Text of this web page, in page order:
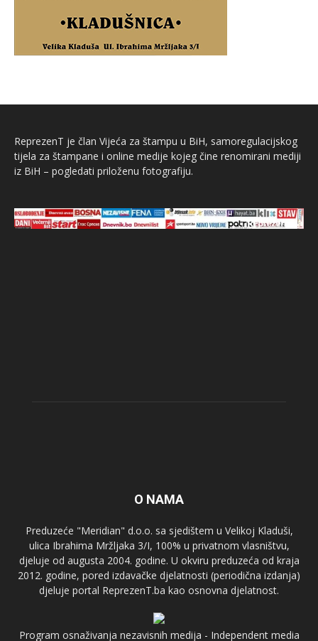
ReprezenT je član Vijeća za štampu u BiH, samoregulacijskog
tijela za štampane i online medije kojeg čine renomirani mediji
iz BiH – pogledati priloženu fotografiju.
O NAMA
Preduzeće "Meridian" d.o.o. sa sjedištem u Velikoj Kladuši,
ulica Ibrahima Mržljaka 3/I, 100% u privatnom vlasništvu,
djeluje od augusta 2004. godine. U okviru preduzeća od kraja
2012. godine, pored izdavačke djelatnosti (periodična izdanja)
djeluje portal ReprezenT.ba kao osnovna djelatnost.
Program osnaživanja nezavisnih medija - Independent media